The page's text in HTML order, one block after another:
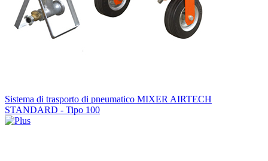
Sistema di trasporto di pneumatico MIXER AIRTECH
STANDARD - Tipo 100